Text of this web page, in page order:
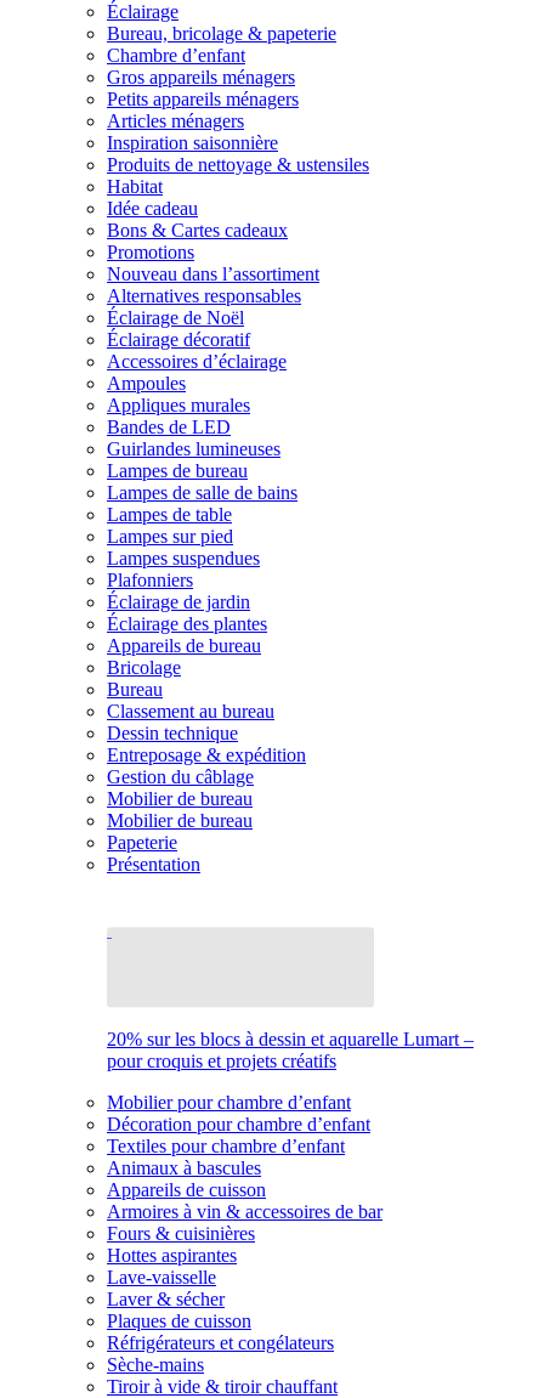
Éclairage
Bureau, bricolage & papeterie
Chambre d’enfant
Gros appareils ménagers
Petits appareils ménagers
Articles ménagers
Inspiration saisonnière
Produits de nettoyage & ustensiles
Habitat
Idée cadeau
Bons & Cartes cadeaux
Promotions
Nouveau dans l’assortiment
Alternatives responsables
Éclairage de Noël
Éclairage décoratif
Accessoires d’éclairage
Ampoules
Appliques murales
Bandes de LED
Guirlandes lumineuses
Lampes de bureau
Lampes de salle de bains
Lampes de table
Lampes sur pied
Lampes suspendues
Plafonniers
Éclairage de jardin
Éclairage des plantes
Appareils de bureau
Bricolage
Bureau
Classement au bureau
Dessin technique
Entreposage & expédition
Gestion du câblage
Mobilier de bureau
Mobilier de bureau
Papeterie
Présentation
20% sur les blocs à dessin et aquarelle Lumart –
pour croquis et projets créatifs
Mobilier pour chambre d’enfant
Décoration pour chambre d’enfant
Textiles pour chambre d’enfant
Animaux à bascules
Appareils de cuisson
Armoires à vin & accessoires de bar
Fours & cuisinières
Hottes aspirantes
Lave-vaisselle
Laver & sécher
Plaques de cuisson
Réfrigérateurs et congélateurs
Sèche-mains
Tiroir à vide & tiroir chauffant